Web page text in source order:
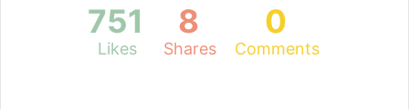
751
Likes
8
Shares
0
Comments